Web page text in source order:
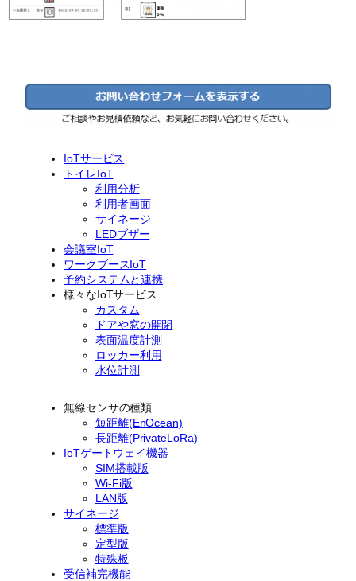
IoTサービス
トイレIoT
利用分析
利用者画面
サイネージ
LEDブザー
会議室IoT
ワークブースIoT
予約システムと連携
様々なIoTサービス
カスタム
ドアや窓の開閉
表面温度計測
ロッカー利用
水位計測
無線センサの種類
短距離(EnOcean)
長距離(PrivateLoRa)
IoTゲートウェイ機器
SIM搭載版
Wi-Fi版
LAN版
サイネージ
標準版
定型版
特殊板
受信補完機能